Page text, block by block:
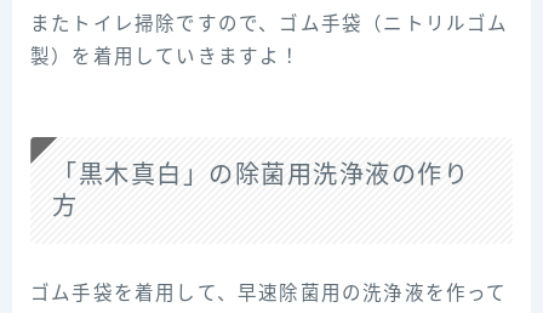
またトイレ掃除ですので、ゴム手袋（ニトリルゴム
製）を着用していきますよ！
「黒木真白」の除菌用洗浄液の作り
方
ゴム手袋を着用して、早速除菌用の洗浄液を作って